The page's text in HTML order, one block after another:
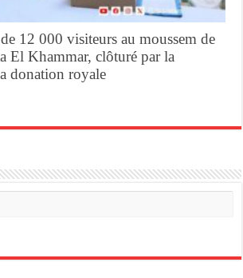
12 000 visiteurs au moussem de
El Khammar, clôturé par la
donation royale